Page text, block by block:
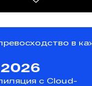
в
с Cloud-